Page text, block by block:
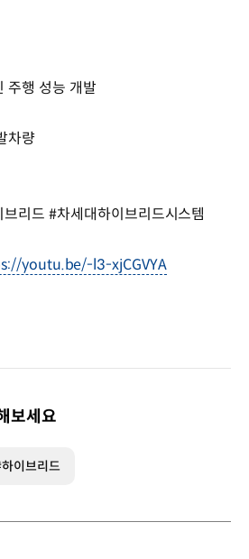
주행 성능 개발
차량
리드 #차세대하이브리드시스템
youtu.be/-l3-xjCGVYA
보세요
이브리드